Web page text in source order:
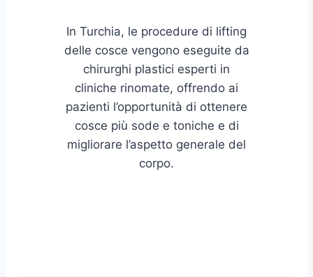
In Turchia, le procedure di lifting
delle cosce vengono eseguite da
chirurghi plastici esperti in
cliniche rinomate, offrendo ai
pazienti l’opportunità di ottenere
cosce più sode e toniche e di
migliorare l’aspetto generale del
corpo.